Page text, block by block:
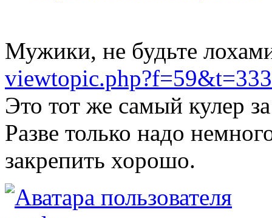
Мужики, не будьте
Это тот же самый кулер
Разве только надо
закрепить хорошо.